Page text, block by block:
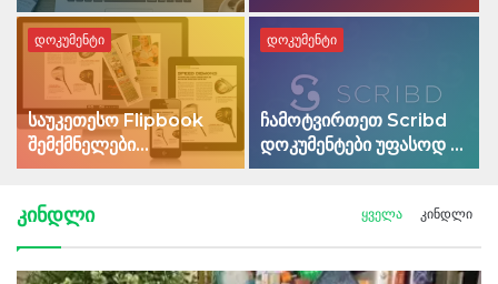
გასათავისუფლებლად
ზე
დოკუმენტი
საუკეთესო Flipbook
შემქმნელები
პროფესიული და
გამოყენებისთვის
დოკუმენტი
ჩამოტვირთეთ Scribd
დოკუმენტები უფასოდ –
კვლავ მუშაობს 2022
კინდლი ყველა კინდლი